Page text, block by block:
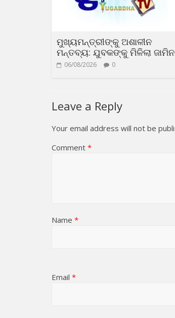
ମୁଖ୍ୟମନ୍ତ୍ରୀଙ୍କୁ ଅଶାଳୀନ
ମନ୍ତବ୍ୟ: ଯୁବକଙ୍କୁ ମିଳିଲା ଜାମିନ
06/08/2026 0
Leave a Reply
Your email address will not be
Comment *
Name *
Email *